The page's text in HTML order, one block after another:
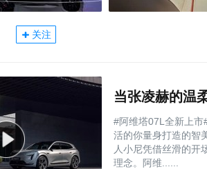
关注
当张凌赫的温
#阿维塔07L全新上
活的你量身打造的智
人小尼凭借‌丝滑的开
理念。阿维......